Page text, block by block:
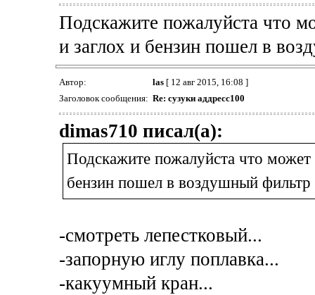
Подскажите пожалуйста что
и заглох и бензин пошел в
Автор: las[ 12 авг 2015, 16:08 ]
Заголовок сообщения: Re: сузуки аддресс100
dimas710 писал(а):
Подскажите пожалуйста что может
бензин пошел в воздушный фильтр
-смотреть лепестковый...
-запорную иглу поплавка...
-какуумный кран...